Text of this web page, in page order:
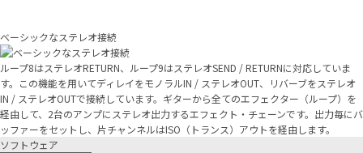
ベーシックなステレオ接続
ループ8はステレオRETURN、ループ9はステレオSEND / RETURNに対応していま
す。この機能を用いてディレイをモノラルIN / ステレオOUT、リバーブをステレオ
IN / ステレオOUTで接続しています。ギターから全てのエフェクター（ループ）を
経由して、2台のアンプにステレオ出力するエフェクト・チェーンです。出力毎にバ
ッファーをセットし、片チャンネルはISO（トランス）アウトを経由します。
ソフトウェア